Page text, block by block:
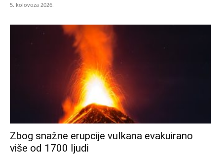
5. kolovoza 2026.
Zbog snažne erupcije vulkana evakuirano
više od 1700 ljudi